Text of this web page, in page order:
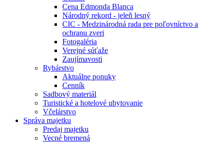
Cena Edmonda Blanca
Národný rekord - jeleň lesný
CIC - Medzinárodná rada pre poľovníctvo a
ochranu zveri
Fotogaléria
Verejné súťaže
Zaujímavosti
Rybárstvo
Aktuálne ponuky
Cenník
Sadbový materiál
Turistické a hotelové ubytovanie
Včelárstvo
Správa majetku
Predaj majetku
Vecné bremená